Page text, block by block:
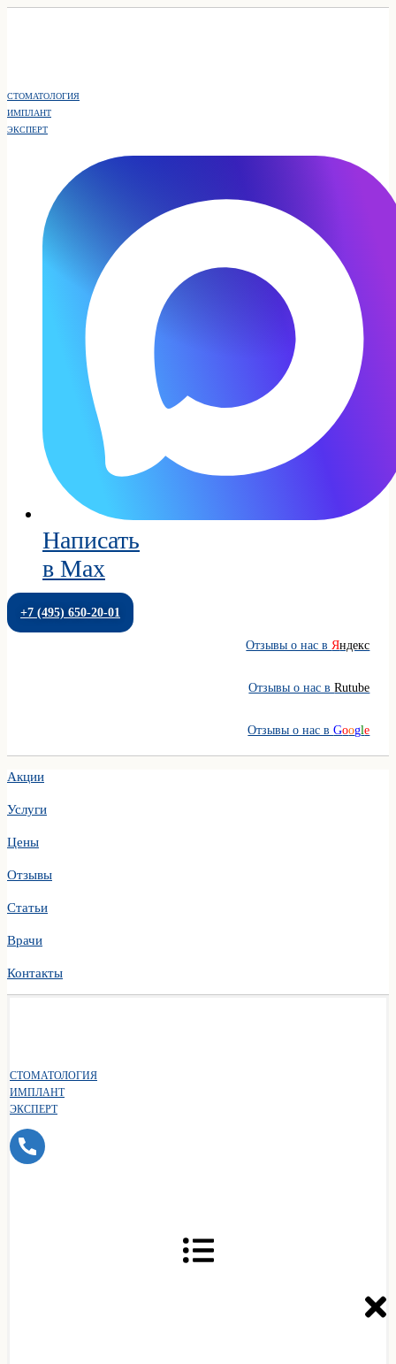
СТОМАТОЛОГИЯ
ИМПЛАНТ
ЭКСПЕРТ
Написать
в Max
+7 (495) 650-20-01
Отзывы о нас вЯндекс
Отзывы о нас вRutube
Отзывы о нас вGoogle
Акции
Услуги
Цены
Отзывы
Статьи
Врачи
Контакты
СТОМАТОЛОГИЯ
ИМПЛАНТ
ЭКСПЕРТ